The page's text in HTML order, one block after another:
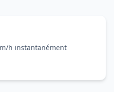
h instantanément